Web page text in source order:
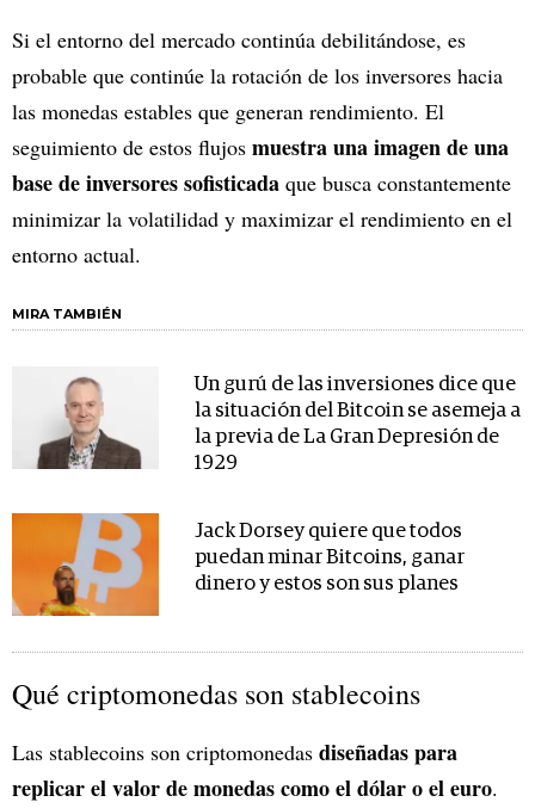
Si el entorno del mercado continúa debilitándose, es
probable que continúe la rotación de los inversores hacia
las monedas estables que generan rendimiento. El
seguimiento de estos flujos muestra una imagen de una
base de inversores sofisticada que busca constantemente
minimizar la volatilidad y maximizar el rendimiento en el
entorno actual.
MIRA TAMBIÉN
Un gurú de las inversiones dice que
la situación del Bitcoin se asemeja a
la previa de La Gran Depresión de
1929
Jack Dorsey quiere que todos
puedan minar Bitcoins, ganar
dinero y estos son sus planes
Qué criptomonedas son stablecoins
Las stablecoins son criptomonedas diseñadas para
replicar el valor de monedas como el dólar o el euro.